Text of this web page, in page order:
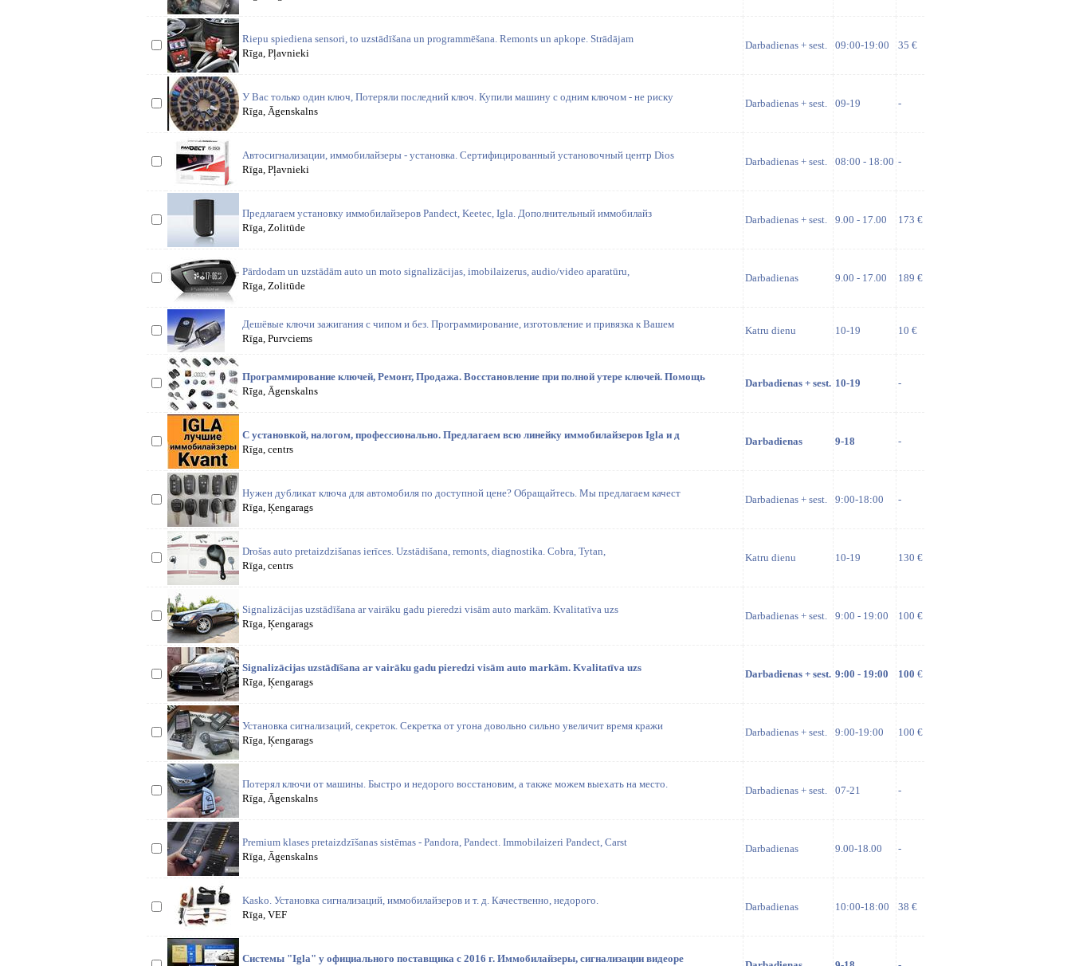
Riepu spiediena sensori, to uzstādīšana un programmēšana. Remonts un apkope. Strādājam
Rīga, Pļavnieki
Darbadienas + sest. 09:00-19:00 35 €
У Вас только один ключ, Потеряли последний ключ. Купили машину с одним ключом - не риску
Rīga, Āgenskalns
Darbadienas + sest. 09-19 -
Автосигнализации, иммобилайзеры - установка. Сертифицированный установочный центр Dios
Rīga, Pļavnieki
Darbadienas + sest. 08:00 - 18:00 -
Предлагаем установку иммобилайзеров Pandect, Keetec, Igla. Дополнительный иммобилайз
Rīga, Zolitūde
Darbadienas + sest. 9.00 - 17.00 173 €
Pārdodam un uzstādām auto un moto signalizācijas, imobilaizerus, audio/video aparatūru,
Rīga, Zolitūde
Darbadienas 9.00 - 17.00 189 €
Дешёвые ключи зажигания с чипом и без. Программирование, изготовление и привязка к Вашем
Rīga, Purvciems
Katru dienu 10-19 10 €
Программирование ключей, Ремонт, Продажа. Воcстановление при полной утере ключей. Помощь
Rīga, Āgenskalns
Darbadienas + sest. 10-19 -
С установкой, налогом, профессионально. Предлагаем всю линейку иммобилайзеров Igla и д
Rīga, centrs
Darbadienas 9-18 -
Нужен дубликат ключа для автомобиля по доступной цене? Обращайтесь. Мы предлагаем качест
Rīga, Ķengarags
Darbadienas + sest. 9:00-18:00 -
Drošas auto pretaizdzišanas ierīces. Uzstādišana, remonts, diagnostika. Cobra, Tytan,
Rīga, centrs
Katru dienu 10-19 130 €
Signalizācijas uzstādīšana ar vairāku gadu pieredzi visām auto markām. Kvalitatīva uzs
Rīga, Ķengarags
Darbadienas + sest. 9:00 - 19:00 100 €
Signalizācijas uzstādīšana ar vairāku gadu pieredzi visām auto markām. Kvalitatīva uzs
Rīga, Ķengarags
Darbadienas + sest. 9:00 - 19:00 100 €
Установка сигнализаций, секреток. Секретка от угона довольно сильно увеличит время кражи
Rīga, Ķengarags
Darbadienas + sest. 9:00-19:00 100 €
Потерял ключи от машины. Быстро и недорого восстановим, а также можем выехать на место.
Rīga, Āgenskalns
Darbadienas + sest. 07-21 -
Premium klases pretaizdzīšanas sistēmas - Pandora, Pandect. Immobilaizeri Pandect, Carst
Rīga, Āgenskalns
Darbadienas 9.00-18.00 -
Kasko. Установка сигнализаций, иммобилайзеров и т. д. Качественно, недорого.
Rīga, VEF
Darbadienas 10:00-18:00 38 €
Системы "Igla" у официального поставщика с 2016 г. Иммобилайзеры, сигнализации видеоре